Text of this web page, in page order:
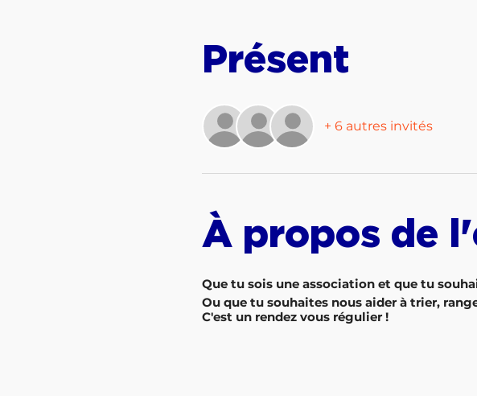
Présent
+ 6 autres invités
À propos de
Que tu sois une association et que tu
Ou que tu souhaites nous aider à trier,
C'est un rendez vous régulier !